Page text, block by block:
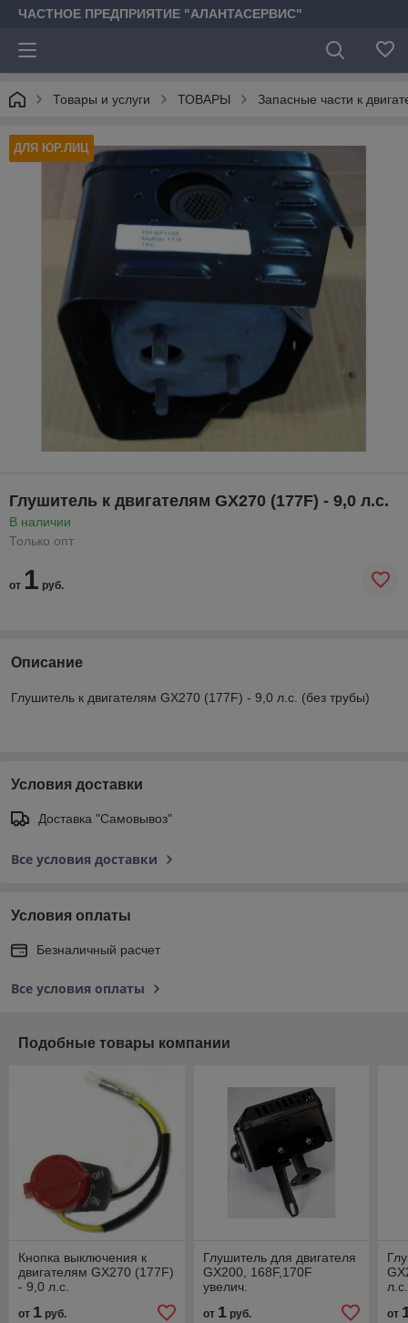
ЧАСТНОЕ ПРЕДПРИЯТИЕ "АЛАНТАСЕРВИС"
Товары и услуги ТОВАРЫ Запасные части к
ДЛЯ ЮР.ЛИЦ
Глушитель к двигателям GX270 (177F) - 9,0 л.с.
В наличии
Только опт
от 1 руб.
Описание
Глушитель к двигателям GX270 (177F) - 9,0 л.с. (без трубы)
Условия доставки
Доставка "Самовывоз"
Все условия доставки
Условия оплаты
Безналичный расчет
Все условия оплаты
Подобные товары компании
Кнопка выключения к
двигателям GX270 (177F)
- 9,0 л.с.
от 1 руб.
Глушитель для двигателя
GX200, 168F,170F
увелич.
от 1руб. от